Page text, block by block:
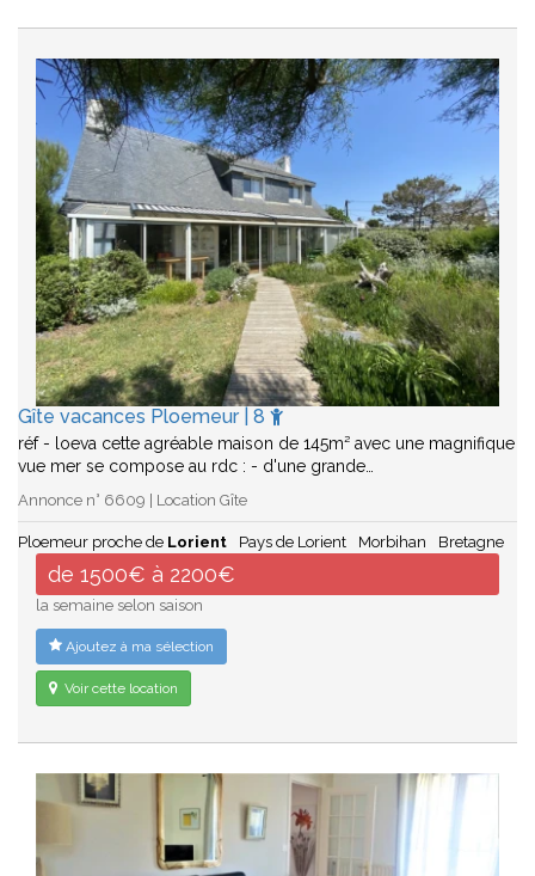
Gîte vacances Ploemeur | 8
réf - loeva cette agréable maison de 145m² avec une magnifique
vue mer se compose au rdc : - d'une grande…
Annonce n° 6609 | Location Gîte
Ploemeur proche de Lorient Pays de Lorient Morbihan Bretagne
de 1500€ à 2200€
la semaine selon saison
Ajoutez à ma sélection
Voir cette location